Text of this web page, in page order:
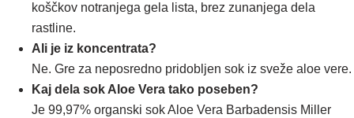
koščkov notranjega gela lista, brez zunanjega dela
rastline.
Ali je iz koncentrata?
Ne. Gre za neposredno pridobljen sok iz sveže aloe vere.
Kaj dela sok Aloe Vera tako poseben?
Je 99,97% organski sok Aloe Vera Barbadensis Miller